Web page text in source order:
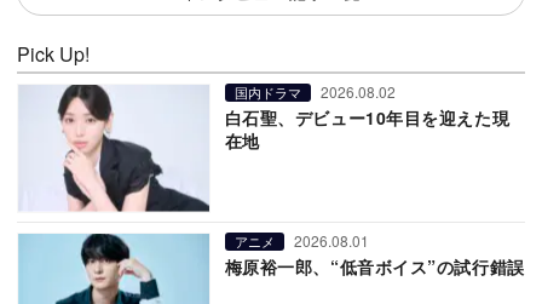
Pick Up!
国内ドラマ 2026.08.02
白石聖、デビュー10年目を迎えた現
在地
アニメ 2026.08.01
梅原裕一郎、“低音ボイス”の試行錯誤